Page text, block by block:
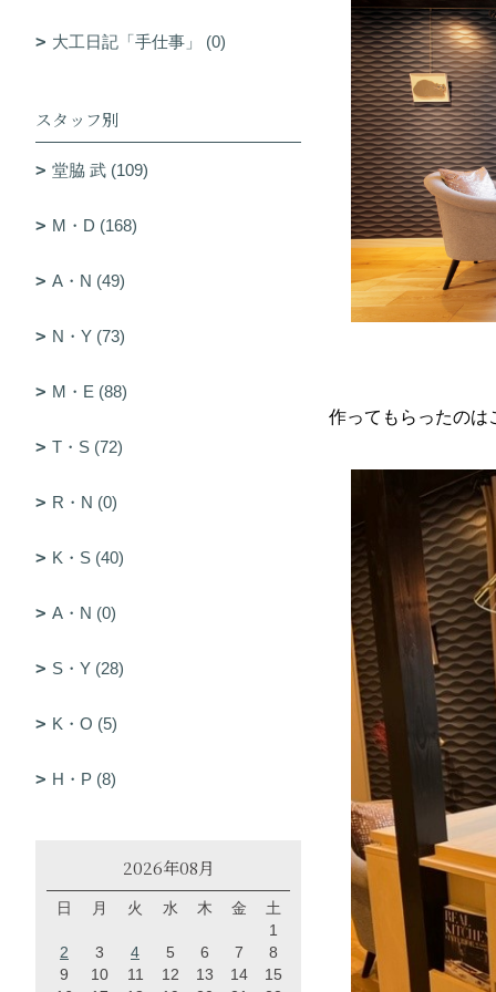
作ってもらったのは
大工日記「手仕事」 (0)
スタッフ別
堂脇 武 (109)
M・D (168)
A・N (49)
N・Y (73)
M・E (88)
T・S (72)
R・N (0)
K・S (40)
A・N (0)
S・Y (28)
K・O (5)
H・P (8)
2026年08月
日 月 火 水 木 金
土
1
2
3 4 5 6 7
8
9
10 11 12 13 14
15